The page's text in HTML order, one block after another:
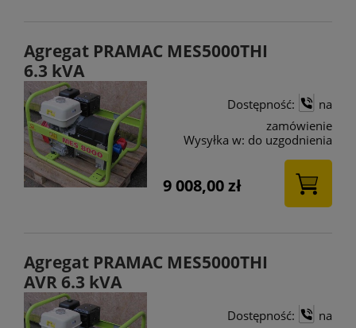
Agregat PRAMAC MES5000THI
6.3 kVA
Dostępność:
na
zamówienie
Wysyłka w: do uzgodnienia
9 008,00 zł
Agregat PRAMAC MES5000THI
AVR 6.3 kVA
Dostępność:
na